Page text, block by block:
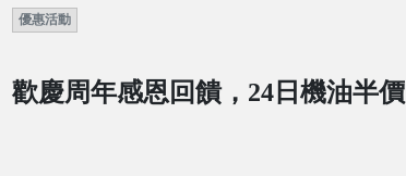
優惠活動
歡慶周年感恩回饋，24日機油半價